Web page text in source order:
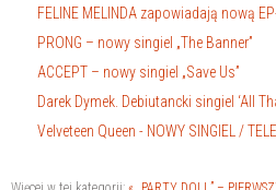
FELINE MELINDA zapowiadają nową
PRONG – nowy singiel „The Banner”
ACCEPT – nowy singiel „Save Us”
Darek Dymek. Debiutancki singiel ‘All
Velveteen Queen - NOWY SINGIEL /